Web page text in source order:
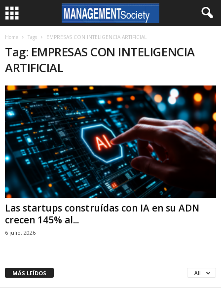
Home Tags EMPRESAS CON INTELIGENCIA ARTIFICIAL
Tag: EMPRESAS CON INTELIGENCIA
ARTIFICIAL
Las startups construídas con IA en su ADN
crecen 145% al...
6 julio, 2026
MÁS LEÍDOS All